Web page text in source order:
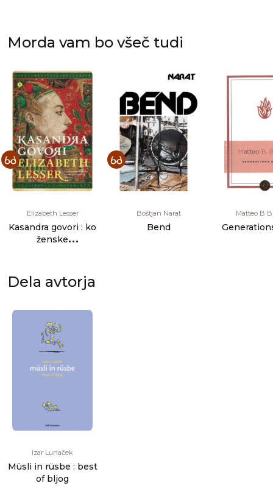
Morda vam bo všeč tudi
Elizabeth Lesser
Kasandra govori : ko
ženske
Boštjan Narat
Bend
Matteo B
Dela avtorja
Izar Lunaček
Müsli in rüsbe : best
of bljog